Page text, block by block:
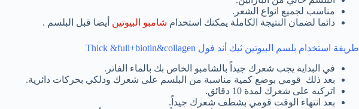
مناسب لجميع انواع الشعر.
دائما لضمان النتيجة الكاملة يمكنك استخدام شامبو البيوتين أيضا قبل البلسم .
طريقة استخدام بلسم البيوتين ثيك أند فول Thick &full+biotin&collagen
في البداية يجب شعرك جيداً بالشامبو الخاص بك بالماء الفاتر.
بعد ذلك قومي بوضع كمية مناسبة من البلسم على شعرك ودلكي بحركات دائرية.
اتركيه على شعرك لمدة 10 دقائق.
بعد انتهاء الوقت قومي بشطف شعرك جيداً.